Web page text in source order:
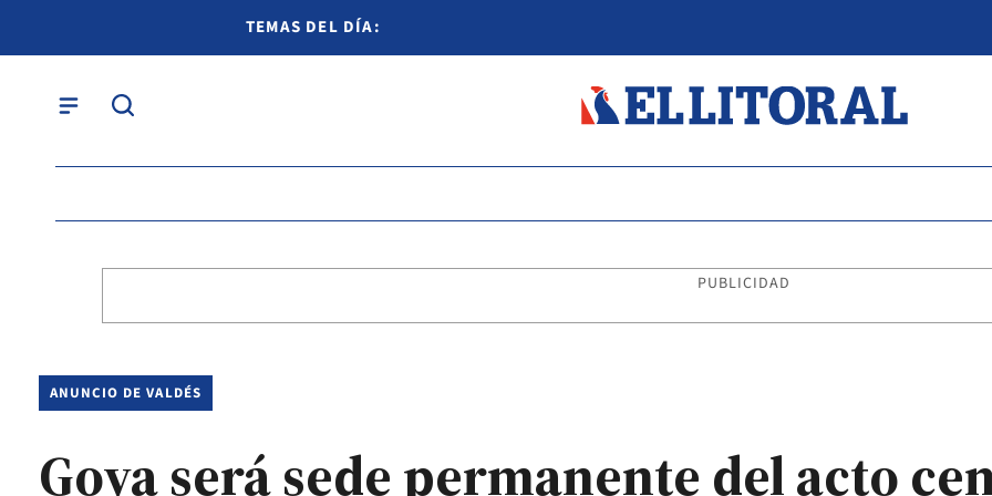
TEMAS DEL DÍA:
PUBLICIDAD
ANUNCIO DE VALDÉS
Goya será sede permanente del acto